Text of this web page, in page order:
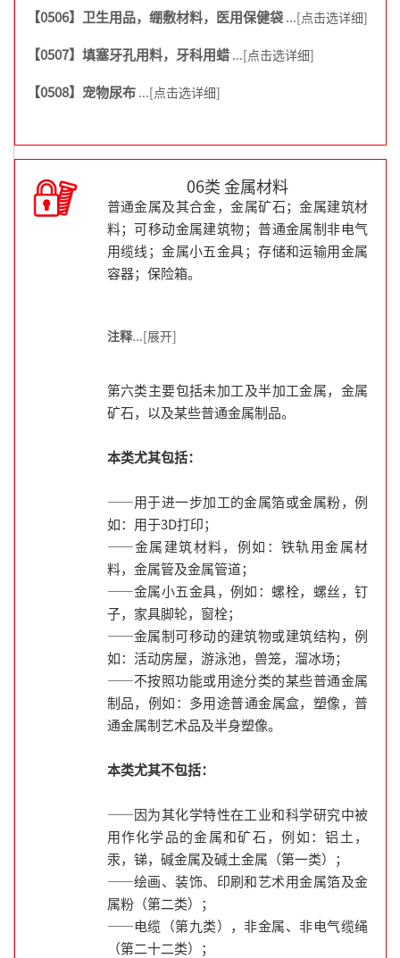
【0506】卫生用品，绷敷材料，医用保健袋 ...[点击选详细]
【0507】填塞牙孔用料，牙科用蜡 ...[点击选详细]
【0508】宠物尿布 ...[点击选详细]
06类 金属材料
普通金属及其合金，金属矿石；金属建筑材
料；可移动金属建筑物；普通金属制非电气
用缆线；金属小五金具；存储和运输用金属
容器；保险箱。
注释...[展开]
第六类主要包括未加工及半加工金属，金属
矿石，以及某些普通金属制品。
本类尤其包括：
——用于进一步加工的金属箔或金属粉，例
如：用于3D打印；
——金属建筑材料，例如：铁轨用金属材
料，金属管及金属管道；
——金属小五金具，例如：螺栓，螺丝，钉
子，家具脚轮，窗栓；
——金属制可移动的建筑物或建筑结构，例
如：活动房屋，游泳池，兽笼，溜冰场；
——不按照功能或用途分类的某些普通金属
制品，例如：多用途普通金属盒，塑像，普
通金属制艺术品及半身塑像。
本类尤其不包括：
——因为其化学特性在工业和科学研究中被
用作化学品的金属和矿石，例如：铝土，
汞，锑，碱金属及碱土金属（第一类）；
——绘画、装饰、印刷和艺术用金属箔及金
属粉（第二类）；
——电缆（第九类），非金属、非电气缆绳
（第二十二类）；